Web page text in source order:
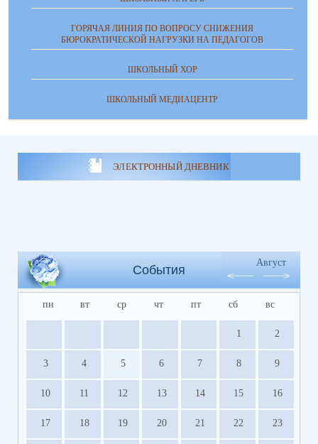
ГОРЯЧАЯ ЛИНИЯ ПО ВОПРОСУ СНИЖЕНИЯ
БЮРОКРАТИЧЕСКОЙ НАГРУЗКИ НА ПЕДАГОГОВ
ШКОЛЬНЫЙ ХОР
ШКОЛЬНЫЙ МЕДИАЦЕНТР
ЭЛЕКТРОННЫЙ ДНЕВНИК
События
Август
пн вт ср чт пт сб вс
1 2
3 4 5 6 7 8 9
10 11 12 13 14 15 16
17 18 19 20 21 22 23